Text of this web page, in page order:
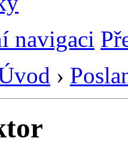
navigaci
›